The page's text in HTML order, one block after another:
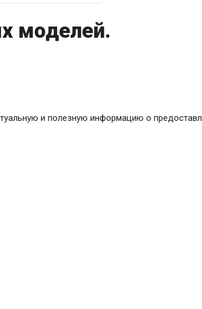
моделей.
и полезную информацию о